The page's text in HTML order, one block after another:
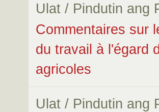
Ulat / Pindutin ang
Commentaires sur
du travail à l'égard
agricoles
Ulat / Pindutin ang